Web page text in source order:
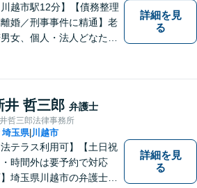
川越市駅12分】【債務整理
離婚／刑事事件に精通】老
女、個人・法人どなたか
笑顔、感謝のお言葉が私
びです。お困りの際はお
にご相談ください！【完
個室対応】
詳細を見
る
井 哲三郎 弁護士
哲三郎法律事務所
埼玉県| 川越市
法テラス利用可】【土日祝
・時間外は要予約で対応
埼玉県川越市の弁護士で
詳細を見
る